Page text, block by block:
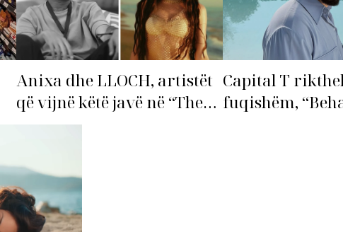
Anixa dhe LLOCH, artistët
që vijnë këtë javë në “The
Top List”!
Capital T
fuqishëm,
premton të